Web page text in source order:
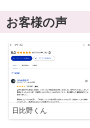
お客様の声
日比野くん